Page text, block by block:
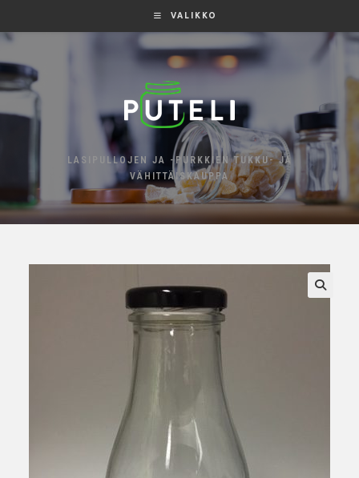
VALIKKO
LASIPULLOJEN JA -PURKKIEN TUKKU- JA
VÄHITTÄISKAUPPA